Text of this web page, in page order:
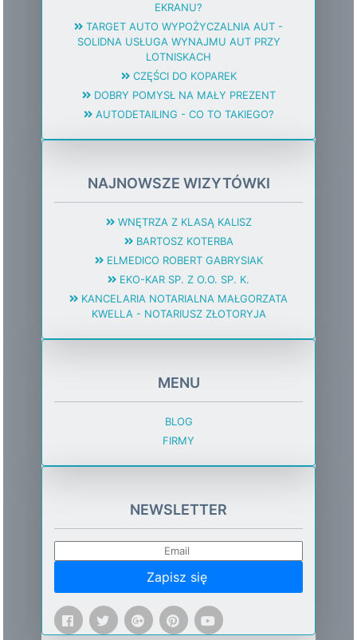
EKRANU?
TARGET AUTO WYPOŻYCZALNIA AUT -
SOLIDNA USŁUGA WYNAJMU AUT PRZY
LOTNISKACH
CZĘŚCI DO KOPAREK
DOBRY POMYSŁ NA MAŁY PREZENT
AUTODETAILING - CO TO TAKIEGO?
NAJNOWSZE WIZYTÓWKI
WNĘTRZA Z KLASĄ KALISZ
BARTOSZ KOTERBA
ELMEDICO ROBERT GABRYSIAK
EKO-KAR SP. Z O.O. SP. K.
KANCELARIA NOTARIALNA MAŁGORZATA
KWELLA - NOTARIUSZ ZŁOTORYJA
MENU
BLOG
FIRMY
NEWSLETTER
Zapisz się